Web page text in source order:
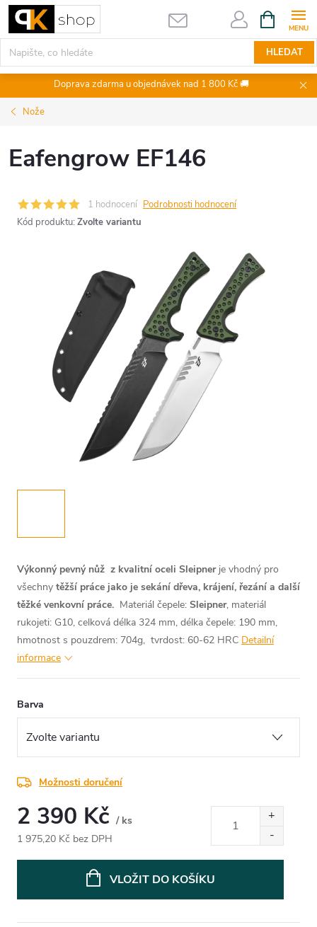
Přejít
obsah
HLEDAT
NÁKUPNÍ
KOŠÍK
Doprava zdarma u objednávek nad 1 800 Kč 🚚
Nože
Eafengrow EF146
1 hodnocení Podrobnosti hodnocení
Kód produktu: Zvolte variantu
Výkonný pevný nůž z kvalitní oceli Sleipnerje vhodný pro
všechny těžší práce jako je sekání dřeva, krájení, řezání a další
těžké venkovní práce. Materiál čepele: Sleipner, materiál
rukojeti: G10, celková délka 324 mm, délka čepele: 190 mm,
hmotnost s pouzdrem: 704g, tvrdost: 60-62 HRC Detailní
informace
Barva
Možnosti doručení
2 390 Kč / ks
1 975,20 Kč bez DPH
VLOŽIT DO KOŠÍKU